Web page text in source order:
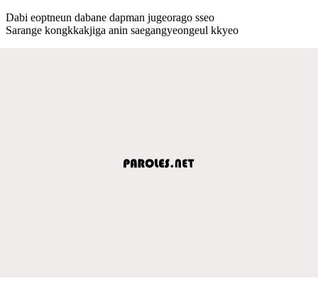
Dabi eoptneun dabane dapman jugeorago sseo
Sarange kongkkakjiga anin saegangyeongeul kkyeo